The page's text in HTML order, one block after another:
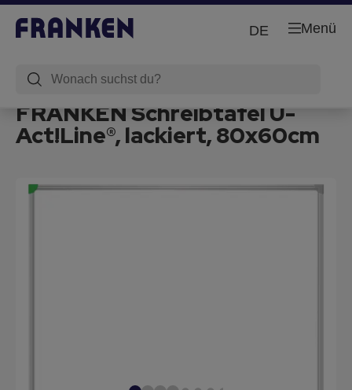
Menü
DE
FRANKEN Schreibtafel U-
Act!Line®, lackiert, 80x60cm